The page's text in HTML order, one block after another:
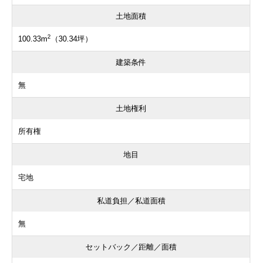
土地面積
100.33m2 （30.34坪）
建築条件
無
土地権利
所有権
地目
宅地
私道負担／私道面積
無
セットバック／距離／面積